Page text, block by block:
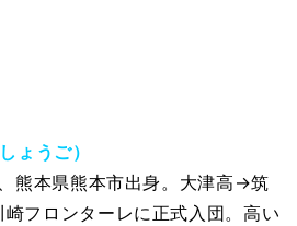
ょうご）
熊本県熊本市出身。大津高→筑
フロンターレに正式入団。高い